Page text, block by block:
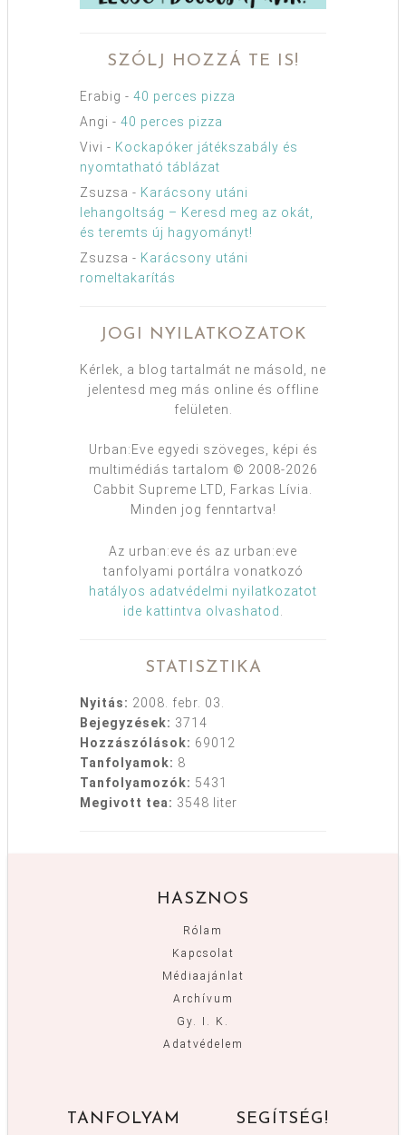
SZÓLJ HOZZÁ TE IS!
Erabig - 40 perces pizza
Angi - 40 perces pizza
Vivi - Kockapóker játékszabály és
nyomtatható táblázat
Zsuzsa - Karácsony utáni
lehangoltság – Keresd meg az okát,
és teremts új hagyományt!
Zsuzsa - Karácsony utáni
romeltakarítás
JOGI NYILATKOZATOK
Kérlek, a blog tartalmát ne másold, ne
jelentesd meg más online és offline
felületen.
Urban:Eve egyedi szöveges, képi és
multimédiás tartalom © 2008-2026
Cabbit Supreme LTD, Farkas Lívia.
Minden jog fenntartva!
Az urban:eve és az urban:eve
tanfolyami portálra vonatkozó
hatályos adatvédelmi nyilatkozatot
ide kattintva olvashatod
STATISZTIKA
Nyitás: 2008. febr. 03.
Bejegyzések: 3714
Hozzászólások: 69012
Tanfolyamok: 8
Tanfolyamozók: 5431
Megivott tea: 3548 liter
HASZNOS
Rólam
Kapcsolat
Médiaajánlat
Archívum
Gy. I. K.
Adatvédelem
TANFOLYAM SEGÍTSÉG!